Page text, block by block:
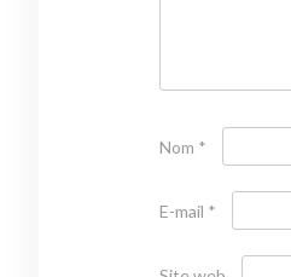
Nom *
E-mail *